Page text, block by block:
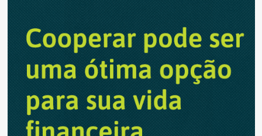
aglomerações
em
turísticas